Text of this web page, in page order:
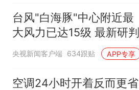
台风"白海豚"中心附近最
大风力已达15级 最新研判
央视新闻客户端 634跟贴 APP专享
空调24小时开着反而更省